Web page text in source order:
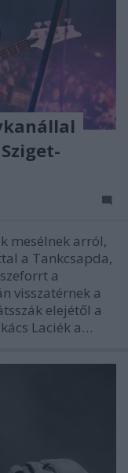
mesélnek arról,
a Tankcsapda,
a
visszatérnek a
elejétől a
Laciék a…